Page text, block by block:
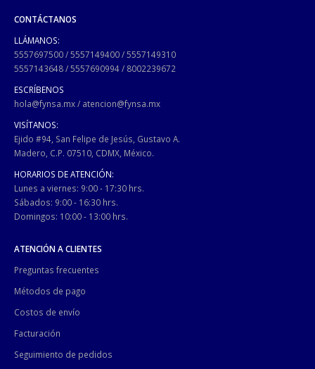
CONTÁCTANOS
LLÁMANOS:
5557697500/5557149400/5557149310
5557143648/5557690994/ 8002239672
ESCRÍBENOS
hola@fynsa.mx/ atencion@fynsa.mx
VISÍTANOS:
Ejido #94, San Felipe de Jesús, Gustavo A.
Madero, C.P. 07510, CDMX, México.
HORARIOS DE ATENCIÓN:
Lunes a viernes: 9:00 - 17:30 hrs.
Sábados: 9:00 - 16:30 hrs.
Domingos: 10:00 - 13:00 hrs.
ATENCIÓN A CLIENTES
Preguntas frecuentes
Métodos de pago
Costos de envío
Facturación
Seguimiento de pedidos